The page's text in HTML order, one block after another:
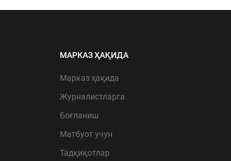
МАРКАЗ ҲАҚИДА
Марказ ҳақида
Журналистларга
Боғланиш
Матбуот учун
Тадқиқотлар